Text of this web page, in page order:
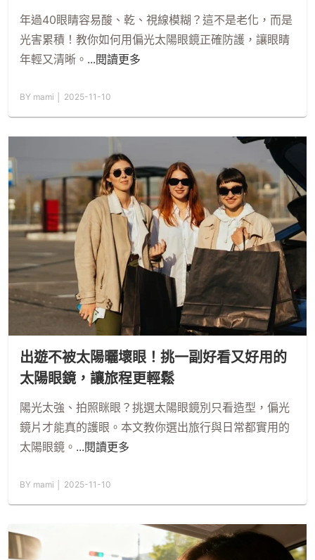
年過40眼睛容易酸、乾、視線模糊？這不是老化，而是
光害累積！教你如何用偏光太陽眼鏡正確防護，讓眼睛
年輕又清晰。 ...閱讀更多
BY mami │ 2025-11-10
出遊不被太陽曬壞眼！挑一副好看又好用的
太陽眼鏡，讓旅程更輕鬆
陽光太強、拍照眯眼？挑選太陽眼鏡別只看造型，偏光
鏡片才能真的護眼。本文教你選出旅行與日常都實用的
太陽眼鏡。 ...閱讀更多
BY mami │ 2025-11-10